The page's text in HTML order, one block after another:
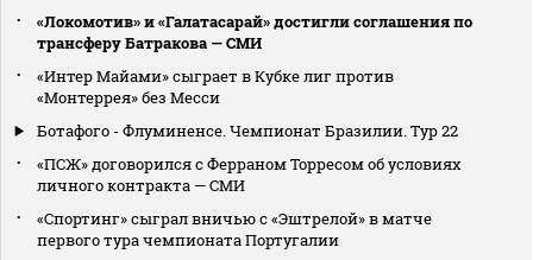
«Локомотив» и «Галатасарай» достигли соглашения по
трансферу Батракова — СМИ
«Интер Майами» сыграет в Кубке лиг против
«Монтеррея» без Месси
Ботафого - Флуминенсе. Чемпионат Бразилии. Тур 22
«ПСЖ» договорился с Ферраном Торресом об условиях
личного контракта — СМИ
«Спортинг» сыграл вничью с «Эштрелой» в матче
первого тура чемпионата Португалии